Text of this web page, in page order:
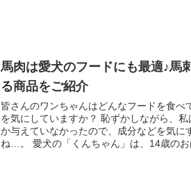
馬肉は愛犬のフードにも最適♪馬
る商品をご紹介
皆さんのワンちゃんはどんなフードを食べ
を気にしていますか？ 恥ずかしながら、
か与えていなかったので、成分などを気に
ね…。 愛犬の「くんちゃん」は、14歳のお